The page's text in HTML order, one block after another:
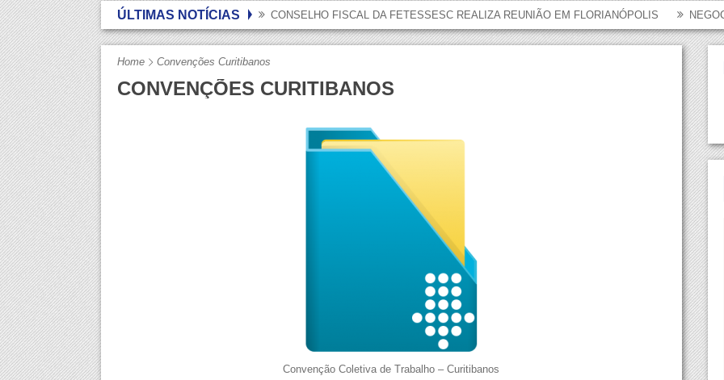
Federação
Sindicatos CatarinensesBlumenau
Caçador
Florianópolis
ÚLTIMAS NOTÍCIAS CONSELHO FISCAL DA FETESSESC REALIZA REUNIÃO EM FLORIANÓPOLIS
Home Convenções Curitibanos
CONVENÇÕES CURITIBANOS
Convenção Coletiva de Trabalho – Curitibanos